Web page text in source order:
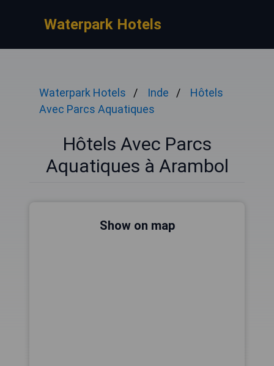
Waterpark Hotels
Waterpark Hotels Inde
Hôtels
Avec Parcs Aquatiques
Hôtels Avec Parcs
Aquatiques à Arambol
Show on map